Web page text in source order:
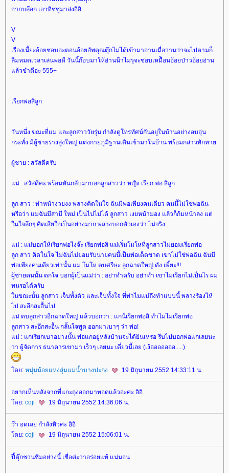
จากบล๊อก เอาทิชชูมาส่งอิอิ
V
V
เรื่องเนี้ยะอ้อยชอบอ่ะตอนอ้อยอัพคุณตุ๊กไม่ได้เข้ามาอ่านเมื่อวานว่าจะไปตามก็
ลืมหมดเวลาเล่นพอดี วันนี้ก๊อบมาให้อ่านน๊าไม่รุจะชอบเหมืิอนอ้อยป่าวอ้อยอ่าน
ล้วขำดีอ่ะ 555+
เรียกพ่อสิลูก
วันหนึ่ง ขณะที่แม่ และลูกสาววัยรุ่น กำลังดูโทรทัศน์กันอยู่ในบ้านอย่างอบอุ่น
กระทั่ง มีผู้ชายร่างสูงใหญ่ แต่งกายภูมิฐานเดินเข้ามาในบ้าน พร้อมกล่าวทักทา
ผู้ชาย : สวัสดีครับ
ม่ : สวัสดีคะ พร้อมหันกลับมาบอกลูกสาวว่า หญิง เรียก พ่อ สิลูก
ลูก สาว : ทำหน้างวยงง พลางคิดในใจ ฉันมีพ่อเพียงคนเดียว คนนี้ไม่ใช่พ่อฉัน
หรือว่า แม่ฉันมีสามี ใหม่ เป็นไปไม่ได้ ลูกสาว เงยหน้ามอง แล้วก็ก้มหน้าลง แต่
นใจลึกๆ คิดเสียใจเป็นอย่างมาก พลางบอกตัวเองว่า ไม่จริง
ม่ : แม่บอกให้เรียกพ่อไงจ๊ะ เรียกพ่อสิ แม่เริ่มโมโหที่ลูกสาวไม่ยอมเรียกพ่อ
ลูก สาว คิดในใจ ไม่ฉันไม่ยอมรับนายคนนี้เป็นพ่อเด็ดขาด เขาไม่ใช่พ่อฉัน ฉันมี
พ่อเพียงคนเดียวเท่านั้น แม่ โมโห ตบศรีษะ ลูกฉาดใหญ่ ดัง เพี้ยะ!!!
ผู้ชายคนนั้น ตกใจ บอกผู้เป็นแม่ว่า : อย่าทำครับ อย่าทำ เขาไม่เรียกไม่เป็นไร ผม
ทนรอได้ครับ
นขณะนั้น ลูกสาว เจ็บทั้งตัว และเจ็บทั้งใจ ที่ทำไมแม่ถึงทำแบบนี้ พลางร้องไห้
ไป สะอึกสะอื้นไป
ม่ ตบลูกสาวอีกฉาดใหญ่ แล้วบอกว่า : แกนี่เรียกพ่อสิ ทำไมไม่เรียกพ่อ
ลูกสาว สะอึกสะอื้น กลั้นใจพูด ออกมาเบาๆ ว่า พ่อ!
ม่ : แกเรียกเบาอย่างนั้น พ่อแกอยู่หลังบ้านจะได้ยินเหรอ รีบไปบอกพ่อแกเลยนะ
ว่า ผู้จัดการ ธนาคารเขามา เร็วๆ เลยนะ เดี่ยวนี้เลย (เง้อออออออ.....)
ดย: หนุ่มน้อยแห่งลุ่มแม่น้ำบางปะกง 19 มิถุนายน 2552 14:33:11 น.
อยากเห็นหลังจากที่แกะถุงออกมาทอดแล้วอ่ะค่ะ อิอิ
ดย: coji 19 มิถุนายน 2552 14:36:06 น.
ว๊า อดเลย กำลังหิวค่ะ อิอิ
ดย: coji 19 มิถุนายน 2552 15:06:01 น.
ปี้ตุ๊กชวนชิมอย่างนี้ เชื่อค่ะว่าอร่อยแท้ แน่นอน